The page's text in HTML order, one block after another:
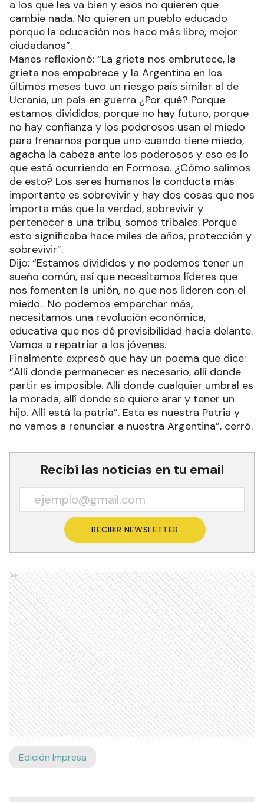
a los que les va bien y esos no quieren que
cambie nada. No quieren un pueblo educado
porque la educación nos hace más libre, mejor
ciudadanos”.
Manes reflexionó: “La grieta nos embrutece, la
grieta nos empobrece y la Argentina en los
últimos meses tuvo un riesgo país similar al de
Ucrania, un país en guerra ¿Por qué? Porque
estamos divididos, porque no hay futuro, porque
no hay confianza y los poderosos usan el miedo
para frenarnos porque uno cuando tiene miedo,
agacha la cabeza ante los poderosos y eso es lo
que está ocurriendo en Formosa. ¿Cómo salimos
de esto? Los seres humanos la conducta más
importante es sobrevivir y hay dos cosas que nos
importa más que la verdad, sobrevivir y
pertenecer a una tribu, somos tribales. Porque
esto significaba hace miles de años, protección y
sobrevivir”.
Dijo: “Estamos divididos y no podemos tener un
sueño común, así que necesitamos líderes que
nos fomenten la unión, no que nos lideren con el
miedo. No podemos emparchar más,
necesitamos una revolución económica,
educativa que nos dé previsibilidad hacia delante.
Vamos a repatriar a los jóvenes.
Finalmente expresó que hay un poema que dice:
“Allí donde permanecer es necesario, allí donde
partir es imposible. Allí donde cualquier umbral es
la morada, allí donde se quiere arar y tener un
hijo. Allí está la patria”. Esta es nuestra Patria y
no vamos a renunciar a nuestra Argentina”, cerró.
Recibí las noticias en tu email
RECIBIR NEWSLETTER
Ads
Edición Impresa